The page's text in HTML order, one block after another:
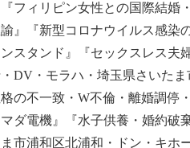
フィリピン女性との国際結婚
』『新型コロナウイルス感染
スタンド』『セックスレス夫
DV・モラハ・埼玉県さいたま
の不一致・W不倫・離婚調停
ダ電機』『水子供養・婚約破
市浦和区北浦和・ドン・キホ